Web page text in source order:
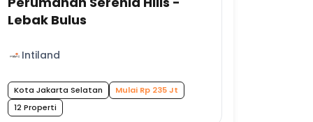
Lebak Bulus
Intiland
Kota Jakarta Selatan
Mulai Rp 235 Jt
12 Properti